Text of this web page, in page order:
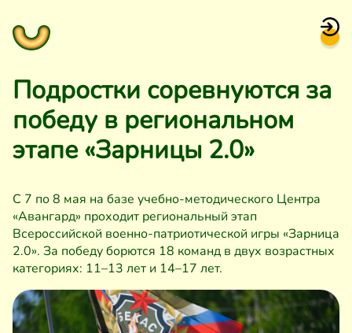
Подростки соревнуются за
победу в региональном
этапе «Зарницы 2.0»
С 7 по 8 мая на базе учебно-методического Центра
«Авангард» проходит региональный этап
Всероссийской военно-патриотической игры «Зарница
2.0». За победу борются 18 команд в двух возрастных
категориях: 11–13 лет и 14–17 лет.